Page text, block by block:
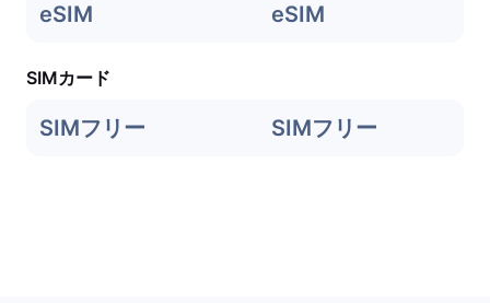
eSIM
eSIM
SIMカード
SIMフリー SIMフリー